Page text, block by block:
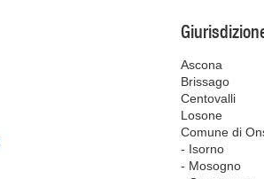
Ascona
Brissago
Centovalli
Losone
Comune di
- Isorno
- Mosogno